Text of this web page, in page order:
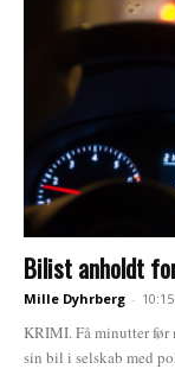
Bilist anholdt
Mille Dyhrberg -
KRIMI. Få minutter
sin bil i selskab med